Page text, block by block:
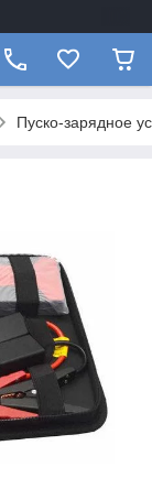
Пуско-зарядное